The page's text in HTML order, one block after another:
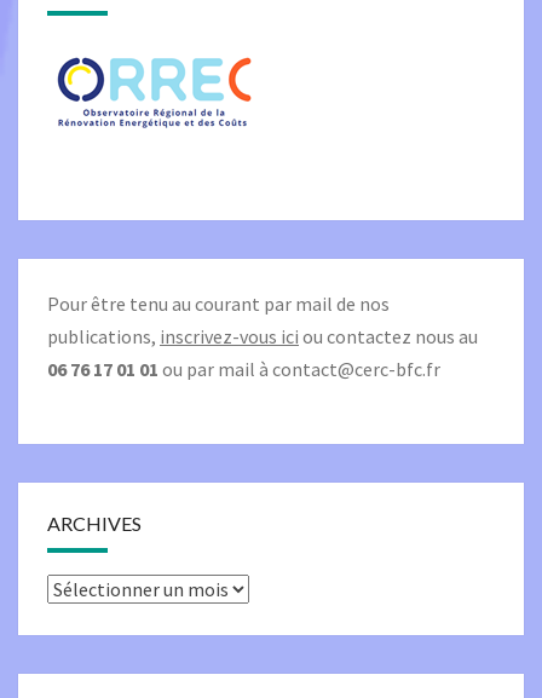
Pour être tenu au courant par mail de nos
publications, inscrivez-vous ici ou contactez nous au
06 76 17 01 01 ou par mail à contact@cerc-bfc.fr
ARCHIVES
Archives